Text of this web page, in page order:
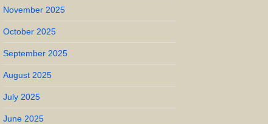
November 2025
October 2025
September 2025
August 2025
July 2025
June 2025